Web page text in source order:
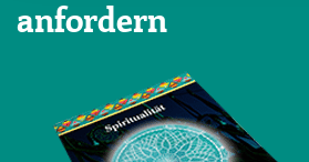
anfordern